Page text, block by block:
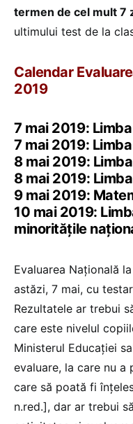
termen de cel mult 7
ultimului test de la
Calendar
2019
7 mai 2019:
7 mai 2019:
8 mai 2019:
8 mai 2019:
9 mai 2019:
10 mai 2019:
minoritățile
Evaluarea Națională
astăzi, 7 mai, cu
Rezultatele ar trebui
care este nivelul
Ministerul Educației
evaluare, la care nu
care să poată fi
n.red.], dar ar trebui